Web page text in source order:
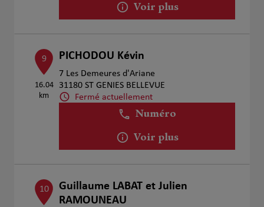
Voir plus
9
16.04
km
PICHODOU Kévin
7 Les Demeures d'Ariane
31180 ST GENIES BELLEVUE
Fermé actuellement
Numéro
Voir plus
10
Guillaume LABAT et Julien
RAMOUNEAU